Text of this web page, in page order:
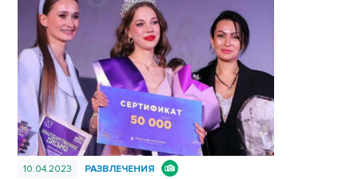
10.04.2023 РАЗВЛЕЧЕНИЯ